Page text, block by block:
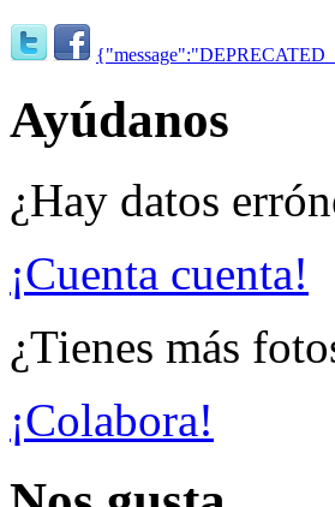
Ayúdanos
¿Hay datos
¡Cuenta cuenta!
¿Tienes más
¡Colabora!